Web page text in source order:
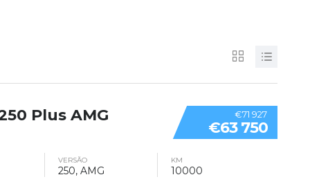
€71 927
€63 750
Plus AMG
VERSÃO
250, AMG
KM
10000